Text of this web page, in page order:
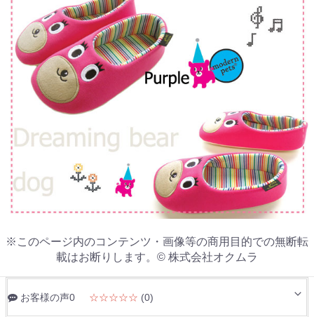
※このページ内のコンテンツ・画像等の商用目的での無断転
載はお断りします。© 株式会社オクムラ
お客様の声0 ☆☆☆☆☆ (0)